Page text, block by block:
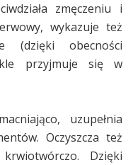
zmęczeniu i
wykazuje też
(dzięki obecności
przyjmuje się w
uzupełnia
Oczyszcza też
Dzięki